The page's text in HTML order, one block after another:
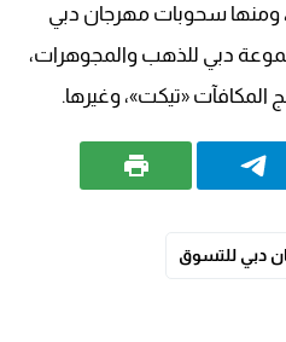
ومنها سحوبات مهرجان دبي
دبي للذهب والمجوهرات،
دبي للتسوق